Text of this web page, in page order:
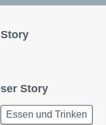
Story
Essen und Trinken